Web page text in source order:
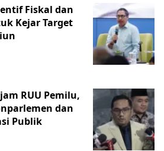
Fiskal dan
Kejar Target
RUU Pemilu,
dan
Publik